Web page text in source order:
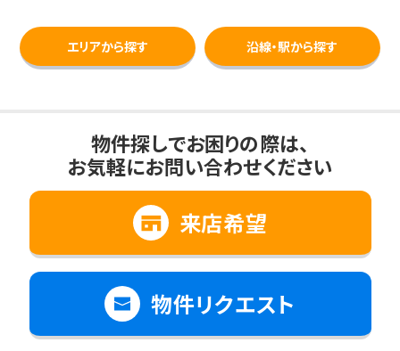
エリアから探す 沿線・駅から探す
物件探しでお困りの際は、
お気軽にお問い合わせください
来店希望
物件リクエスト